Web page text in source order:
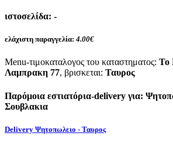
ιστοσελίδα: -
ελάχιστη παραγγελία: 4.00€
Menu-τιμοκαταλογος του καταστηματος: Το
Λαμπρακη 77, βρισκεται: Ταυρος
Παρόμοια εστιατόρια-delivery για:
Σουβλακια
Delivery Ψητοπωλειο - Ταυρος